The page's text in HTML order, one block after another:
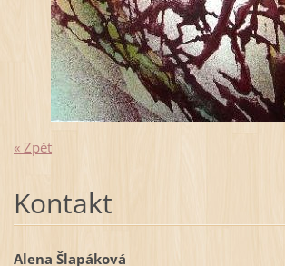
« Zpět
Kontakt
Alena Šlapáková